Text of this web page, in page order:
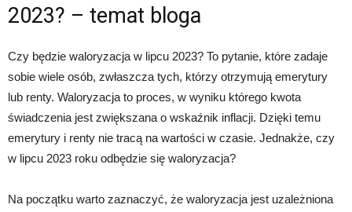
2023? – temat bloga
Czy będzie waloryzacja w lipcu 2023? To pytanie, które zadaje
sobie wiele osób, zwłaszcza tych, którzy otrzymują emerytury
lub renty. Waloryzacja to proces, w wyniku którego kwota
świadczenia jest zwiększana o wskaźnik inflacji. Dzięki temu
emerytury i renty nie tracą na wartości w czasie. Jednakże, czy
w lipcu 2023 roku odbędzie się waloryzacja?
Na początku warto zaznaczyć, że waloryzacja jest uzależniona